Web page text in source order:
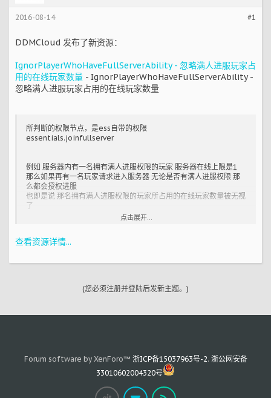
#1
2016-08-14
DDMCloud 发布了新资源：
IgnorPlayerWhoHaveFullServerAbility - 忽略满人进服玩家占
用的在线玩家数量 - IgnorPlayerWhoHaveFullServerAbility -
忽略满人进服玩家占用的在线玩家数量
所判断的权限节点，是ess自带的权限
essentials.joinfullserver
例如 服务器内有一名拥有满人进服权限的玩家 服务器在线上限是1
那么如果再有一名玩家请求进入服务器 无论是否有满人进服权限 那
么都会授权进服
也即是说 那名拥有满人进服权限的玩家所占用的在线玩家数量被无视
了
本插件需要配合DDMLibPro2食用才有效~
点击展开...
查看资源详情...
(您必须注册并登陆后发新主题。)
Forum software by XenForo™ 浙ICP备15037963号-2. 浙公网安备
33010602004320号